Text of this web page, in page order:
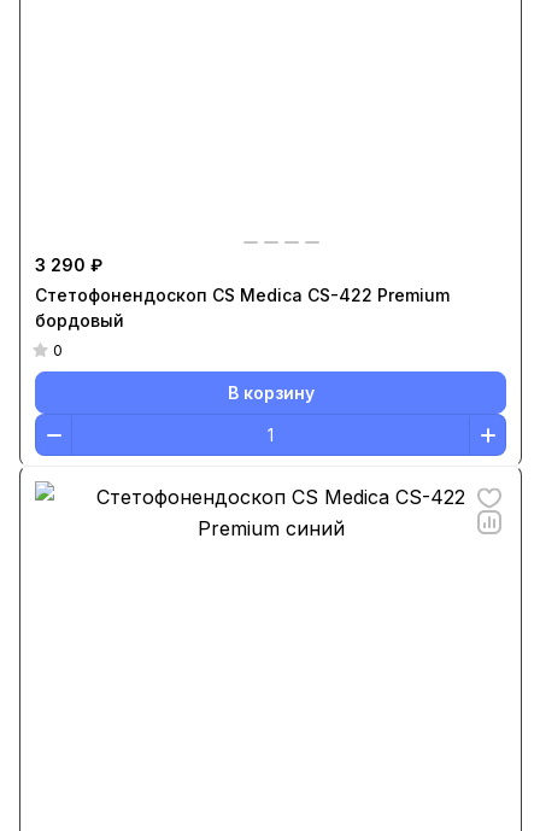
3 290 ₽
Стетофонендоскоп CS Medica CS-422 Premium
бордовый
0
В корзину